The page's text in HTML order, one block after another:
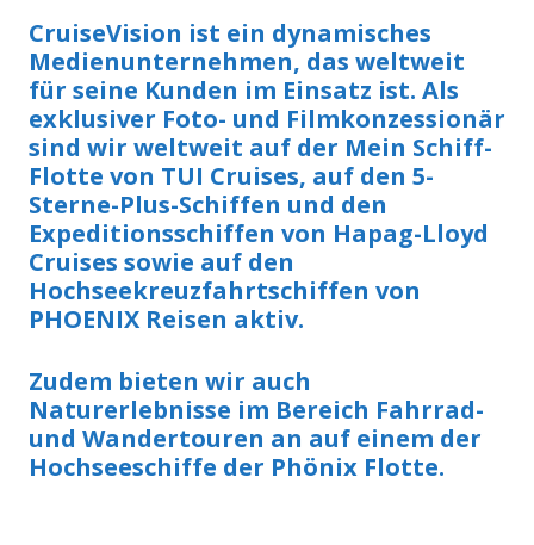
CruiseVision ist ein dynamisches
Medienunternehmen, das weltweit
für seine Kunden im Einsatz ist. Als
exklusiver Foto- und Filmkonzessionär
sind wir weltweit auf der Mein Schiff-
Flotte von TUI Cruises, auf den 5-
Sterne-Plus-Schiffen und den
Expeditionsschiffen von Hapag-Lloyd
Cruises sowie auf den
Hochseekreuzfahrtschiffen von
PHOENIX Reisen aktiv.
Zudem bieten wir auch
Naturerlebnisse im Bereich Fahrrad-
und Wandertouren an auf einem der
Hochseeschiffe der Phönix Flotte.